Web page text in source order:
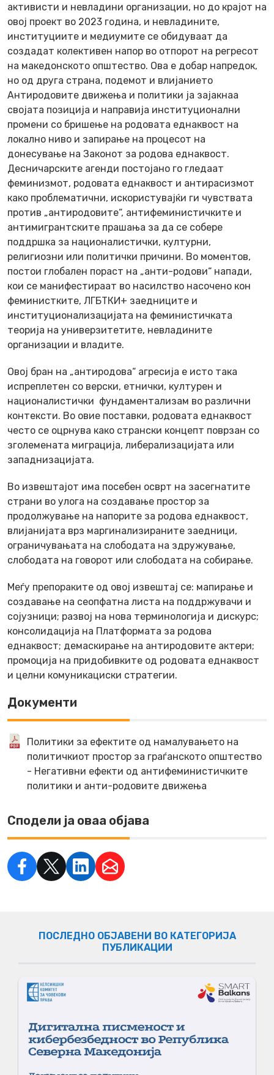
активисти и невладини организации, но до крајот на
овој проект во 2023 година, и невладините,
институциите и медиумите се обидуваат да
создадат колективен напор во отпорот на регресот
на македонското општество. Ова е добар напредок,
но од друга страна, подемот и влијанието
Антиродовите движења и политики ја зајакнаа
својата позиција и направија институционални
промени со бришење на родовата еднаквост на
локално ниво и запирање на процесот на
донесување на Законот за родова еднаквост.
Десничарските агенди постојано го гледаат
феминизмот, родовата еднаквост и антирасизмот
како проблематични, искористувајќи ги чувствата
против „антиродовите“, антифеминистичките и
антимигрантските прашања за да се собере
поддршка за националистички, културни,
религиозни или политички причини. Во моментов,
постои глобален пораст на „анти-родови“ напади,
кои се манифестираат во насилство насочено кон
феминистките, ЛГБТКИ+ заедниците и
институционализацијата на феминистичката
теорија на универзитетите, невладините
организации и владите.
Овој бран на „антиродова“ агресија е исто така
испреплетен со верски, етнички, културен и
националистички фундаментализам во различни
контексти. Во овие поставки, родовата еднаквост
често се оцрнува како странски концепт поврзан со
зголемената миграција, либерализацијата или
западнизацијата.
Во извештајот има посебен осврт на засегнатите
страни во улога на создавање простор за
продолжување на напорите за родова еднаквост,
влијанијата врз маргинализираните заедници,
ограничувањата на слободата на здружување,
слободата на говорот или слободата на собирање.
Меѓу препораките од овој извештај се: мапирање и
создавање на сеопфатна листа на поддржувачи и
сојузници; развој на нова терминологија и дискурс;
консолидација на Платформата за родова
еднаквост; демаскирање на антиродовите актери;
промоција на придобивките од родовата еднаквост
и целни комуникациски стратегии.
Документи
Политики за ефектите од намалувањето на
политичкиот простор за граѓанското општество
- Негативни ефекти од антифеминистичките
политики и анти-родовите движења
Сподели ја оваа објава
ПОСЛЕДНО ОБЈАВЕНИ ВО КАТЕГОРИЈА
ПУБЛИКАЦИИ